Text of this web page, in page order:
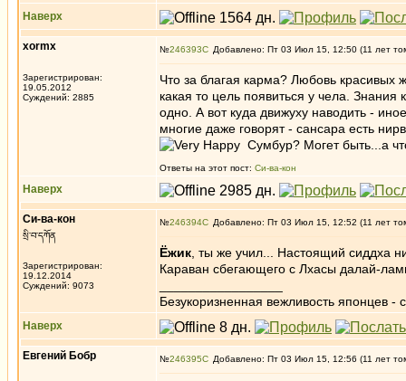
Наверх
xormx
Зарегистрирован:
19.05.2012
Суждений: 2885
№246393 Добавлено: Пт 03 Июл 15, 12:50 (11 лет
Что за благая карма? Любовь
какая то цель появиться у чела. Знания
одно. А вот куда движуху наводить -
многие даже говорят - сансара есть
Сумбур? Могет быть...а
Ответы на этот пост: Си-ва-кон
Наверх
Си-ва-кон
སྲི་བ་དཀོན
Зарегистрирован:
19.12.2014
Суждений: 9073
№246394 Добавлено: Пт 03 Июл 15, 12:52 (11 лет
Ёжик , ты же учил... Настоящий сиддха
Караван сбегающего с Лхасы далай-
Безукоризненная вежливость японцев -
Наверх
Евгений Бобр №246395 Добавлено: Пт 03 Июл 15, 12:56 (11 лет